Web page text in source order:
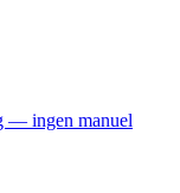
— ingen manuel